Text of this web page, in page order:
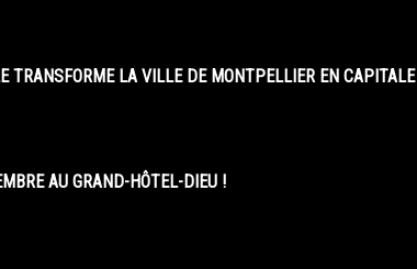
TRANSFORME LA VILLE DE MONTPELLIER EN
AU GRAND-HÔTEL-DIEU !